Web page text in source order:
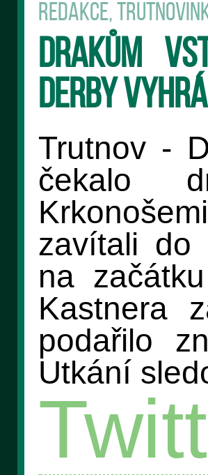
Redakce,
Drakům
derby
Trutnov -
čekalo
zavítali do
na
Kastnera
podařilo
Utkání